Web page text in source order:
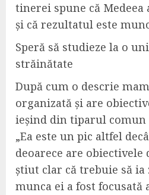
tinerei spune că
și că rezultatul este
Speră să studieze la o
străinătate
După cum o descrie
organizată și are
ieșind din tiparul comun
„Ea este un pic altfel
deoarece are
știut clar că trebuie să ia
munca ei a fost focusată